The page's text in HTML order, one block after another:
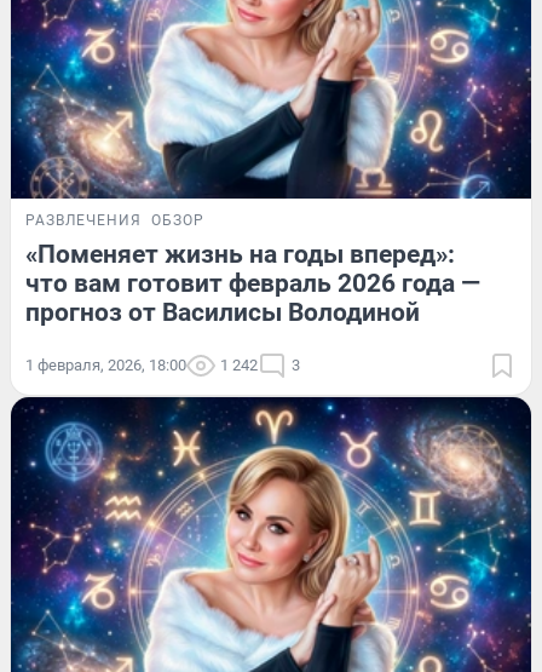
РАЗВЛЕЧЕНИЯ ОБЗОР
«Поменяет жизнь на годы вперед»:
что вам готовит февраль 2026 года —
прогноз от Василисы Володиной
1 февраля, 2026, 18:00 1 242 3